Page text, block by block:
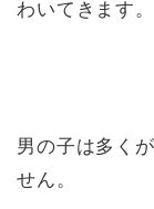
わいてきます。
男の子は多く
せん。